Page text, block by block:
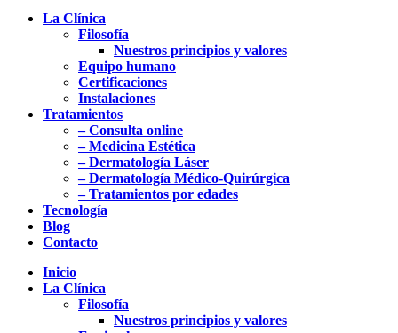
La Clínica
Filosofía
Nuestros principios y valores
Equipo humano
Certificaciones
Instalaciones
Tratamientos
– Consulta online
– Medicina Estética
– Dermatología Láser
– Dermatología Médico-Quirúrgica
– Tratamientos por edades
Tecnología
Blog
Contacto
Inicio
La Clínica
Filosofía
Nuestros principios y valores